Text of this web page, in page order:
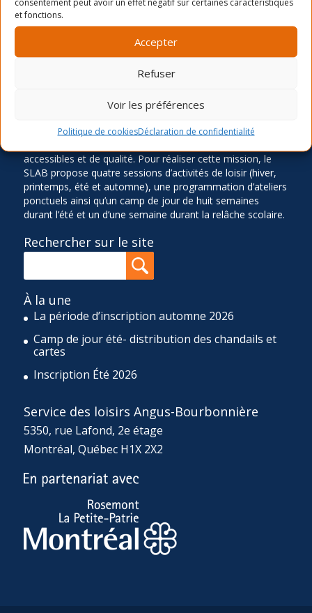
et fonctions.
Accepter
Refuser
Voir les préférences
Politique de cookiesDéclaration de confidentialité
LA MISSION
des Loisirs Angus-Bourbonnière contribue significative à
offrant des activités physiques, sportives, culturelles,
accessibles et de qualité. Pour réaliser cette mission, le
SLAB propose quatre sessions d’activités de loisir (hiver,
printemps, été et automne), une programmation d’ateliers
ponctuels ainsi qu’un camp de jour de huit semaines
durant l’été et un d’une semaine durant la relâche scolaire.
Rechercher sur le site
À la une
La période d’inscription automne 2026
Camp de jour été- distribution des chandails et
cartes
Inscription Été 2026
Service des loisirs Angus-Bourbonnière
5350, rue Lafond, 2e étage
Montréal, Québec H1X 2X2